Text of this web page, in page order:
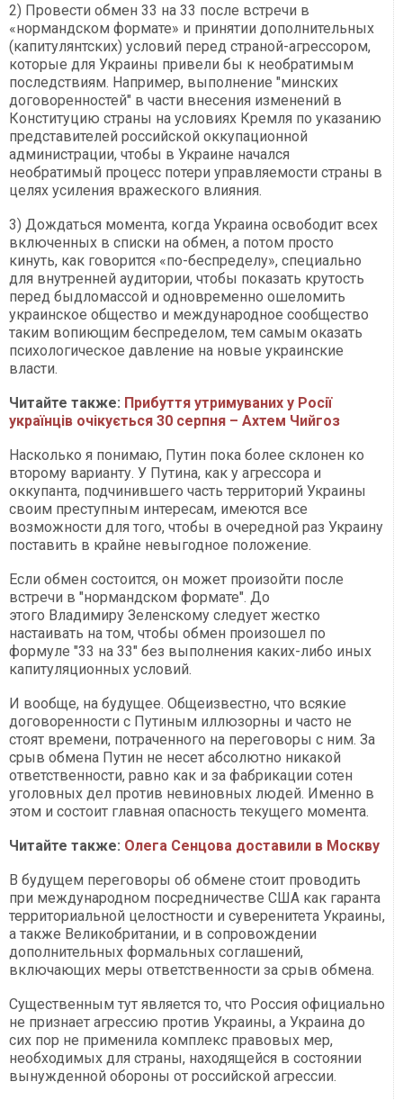
2) Провести обмен 33 на 33 после встречи в
«нормандском формате» и принятии дополнительных
(капитулянтских) условий перед страной-агрессором,
которые для Украины привели бы к необратимым
последствиям. Например, выполнение "минских
договоренностей" в части внесения изменений в
Конституцию страны на условиях Кремля по указанию
представителей российской оккупационной
администрации, чтобы в Украине начался
необратимый процесс потери управляемости страны в
целях усиления вражеского влияния.
3) Дождаться момента, когда Украина освободит всех
включенных в списки на обмен, а потом просто
кинуть, как говорится «по-беспределу», специально
для внутренней аудитории, чтобы показать крутость
перед быдломассой и одновременно ошеломить
украинское общество и международное сообщество
таким вопиющим беспределом, тем самым оказать
психологическое давление на новые украинские
власти.
Читайте также: Прибуття утримуваних у Росії
українців очікується 30 серпня – Ахтем Чийгоз
Насколько я понимаю, Путин пока более склонен ко
второму варианту. У Путина, как у агрессора и
оккупанта, подчинившего часть территорий Украины
своим преступным интересам, имеются все
возможности для того, чтобы в очередной раз Украину
поставить в крайне невыгодное положение.
Если обмен состоится, он может произойти после
встречи в "нормандском формате". До
этого Владимиру Зеленскому следует жестко
настаивать на том, чтобы обмен произошел по
формуле "33 на 33" без выполнения каких-либо иных
капитуляционных условий.
И вообще, на будущее. Общеизвестно, что всякие
договоренности с Путиным иллюзорны и часто не
стоят времени, потраченного на переговоры с ним. За
срыв обмена Путин не несет абсолютно никакой
ответственности, равно как и за фабрикации сотен
уголовных дел против невиновных людей. Именно в
этом и состоит главная опасность текущего момента.
Читайте также: Олега Сенцова доставили в Москву
В будущем переговоры об обмене стоит проводить
при международном посредничестве США как гаранта
территориальной целостности и суверенитета Украины,
а также Великобритании, и в сопровождении
дополнительных формальных соглашений,
включающих меры ответственности за срыв обмена.
Существенным тут является то, что Россия официально
не признает агрессию против Украины, а Украина до
сих пор не применила комплекс правовых мер,
необходимых для страны, находящейся в состоянии
вынужденной обороны от российской агрессии.